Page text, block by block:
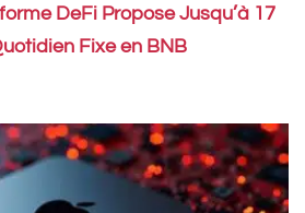
DeFi Propose Jusqu’à 17
Fixe en BNB